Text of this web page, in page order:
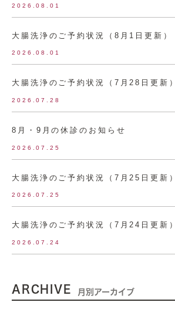
2026.08.01
大腸洗浄のご予約状況（8月1日更新）
2026.08.01
大腸洗浄のご予約状況（7月28日更新）
2026.07.28
8月・9月の休診のお知らせ
2026.07.25
大腸洗浄のご予約状況（7月25日更新）
2026.07.25
大腸洗浄のご予約状況（7月24日更新）
2026.07.24
ARCHIVE 月別アーカイブ